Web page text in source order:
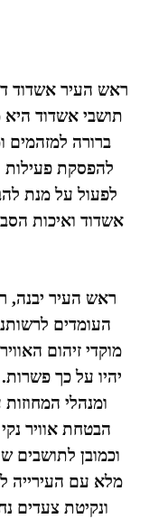
ראש העיר אשדוד
תושבי אשדוד היא
ברורה למזהמים
להפסקת פעילות
לפעול על מנת
אשדוד ואיכות
ראש העיר יבנה,
העומדים
מוקדי זיהום
יהיו על כך
ומנהלי
הבטחת אוויר
וכמובן לתושבים
מלא עם העירייה
ונקיטת צעדים